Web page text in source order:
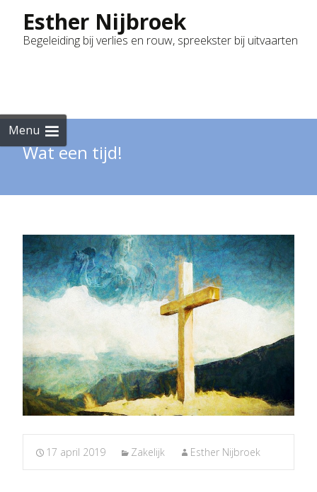
Esther Nijbroek
Begeleiding bij verlies en rouw, spreekster bij uitvaarten
Menu
Wat een tijd!
17 april 2019 Zakelijk Esther Nijbroek